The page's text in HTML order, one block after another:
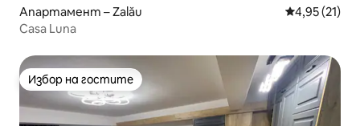
Апартамент – Zalău Средна
4,95 (21)
Casa Luna
Избор на гостите
Избор на гостите